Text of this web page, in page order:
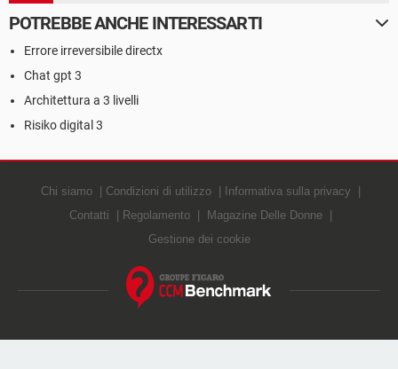
POTREBBE ANCHE INTERESSARTI
Errore irreversibile directx
Chat gpt 3
Architettura a 3 livelli
Risiko digital 3
Chi siamo Condizioni di utilizzo
Informativa sulla privacy
Contatti
Regolamento
Magazine Delle Donne
Gestione dei cookie